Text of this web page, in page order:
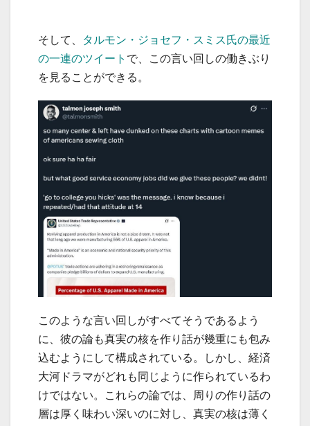
そして、
タルモン・ジョセフ・スミス氏の最近
の一連のツイート で、この言い回しの働きぶり
を見ることができる。
このような言い回しがすべてそうであるよう
に、彼の論も真実の核を作り話が幾重にも包み
込むようにして構成されている。しかし、経済
大河ドラマがどれも同じように作られているわ
けではない。これらの論では、周りの作り話の
層は厚く味わい深いのに対し、真実の核は薄く